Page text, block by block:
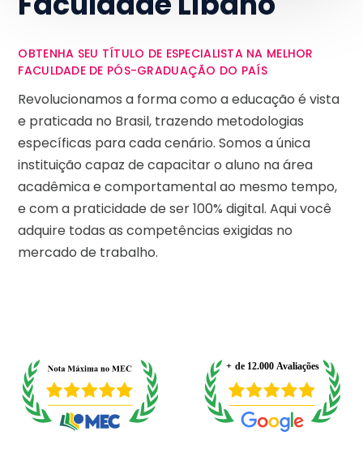
OBTENHA SEU TÍTULO DE ESPECIALISTA NA MELHOR
FACULDADE DE PÓS-GRADUAÇÃO DO PAÍS
Revolucionamos a forma como a educação é vista
e praticada no Brasil, trazendo metodologias
específicas para cada cenário. Somos a única
instituição capaz de capacitar o aluno na área
acadêmica e comportamental ao mesmo tempo,
e com a praticidade de ser 100% digital. Aqui você
adquire todas as competências exigidas no
mercado de trabalho.